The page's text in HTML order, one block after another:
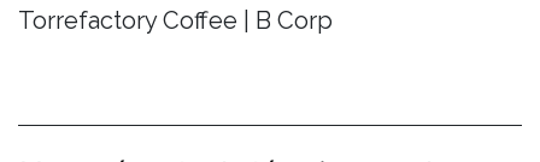
Torrefactory Coffee | B Corp